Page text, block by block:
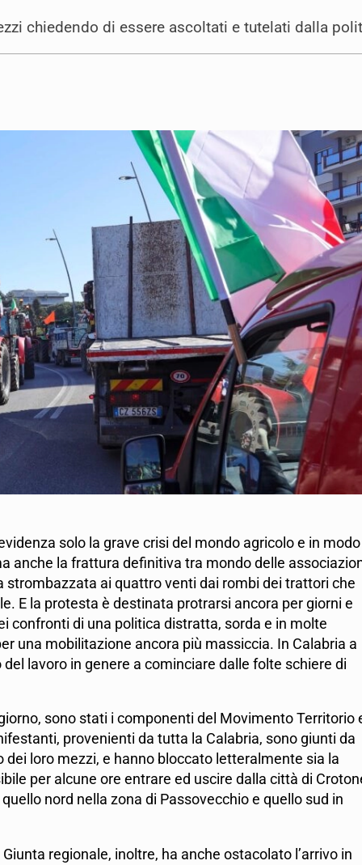
chiedendo di essere ascoltati e tutelati dalla
solo la grave crisi del mondo agricolo e in modo
anche la frattura definitiva tra mondo delle
ai quattro venti dai rombi dei trattori che
E la protesta è destinata protrarsi ancora per giorni e
confronti di una politica distratta, sorda e in molte
una mobilitazione ancora più massiccia. In Calabria a
lavoro in genere a cominciare dalle folte schiere di
sono stati i componenti del Movimento Territorio
provenienti da tutta la Calabria, sono giunti da
loro mezzi, e hanno bloccato letteralmente sia la
per alcune ore entrare ed uscire dalla città di
nord nella zona di Passovecchio e quello sud in
regionale, inoltre, ha anche ostacolato l’arrivo in